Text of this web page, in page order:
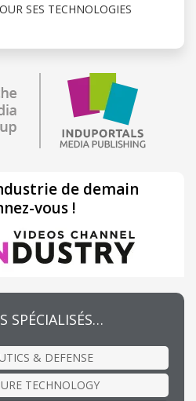
SES TECHNOLOGIES
de demain
vous !
SPÉCIALISÉS…
& DEFENSE
TECHNOLOGY